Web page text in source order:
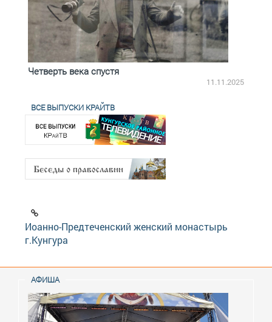
Четверть века спустя
11.11.2025
ВСЕ ВЫПУСКИ КРАЙТВ
Иоанно-Предтеченский женский монастырь
г.Кунгура
АФИША